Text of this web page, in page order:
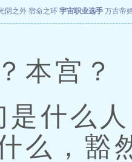
阴之外 宿命之环 宇宙职业选手 万古帝
宫？
么人
么，豁